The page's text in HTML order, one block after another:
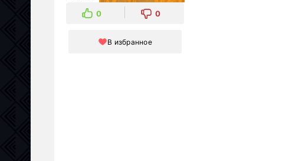
0 0
В избранное